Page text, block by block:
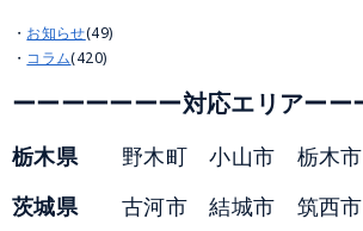
お知らせ(49)
コラム(420)
ーーーーーーー対応エリアーー
栃木県 野木町 小山市 栃木
茨城県 古河市 結城市 筑西